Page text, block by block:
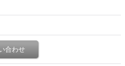
合わせ